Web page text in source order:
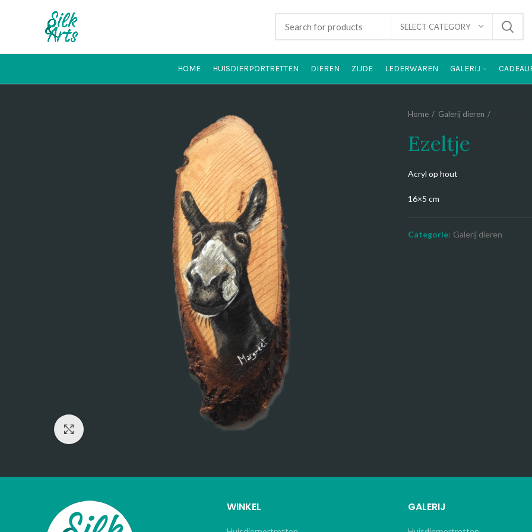
SELECT CATEGORY
HOME HUISDIERPORTRETTEN DIEREN ZIJDE LEDERWAREN GALERIJ
Home Galerij dieren
Ezeltje
Acryl op hout
16×5 cm
Categorie: Galerij dieren
WINKEL GALERIJ